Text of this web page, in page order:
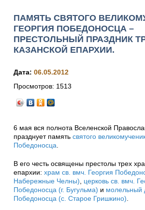
ПАМЯТЬ СВЯТОГО
ГЕОРГИЯ ПОБЕДОНОСЦА –
ПРЕСТОЛЬНЫЙ ПРАЗДНИК
КАЗАНСКОЙ ЕПАРХИИ.
Дата: 06.05.2012
Просмотров: 1513
6 мая вся полнота Вселенской
празднует память святого
Победоносца.
В его честь освящены престолы трех
епархии: храм св. вмч. Георгия
Набережные Челны), церковь св. вмч.
Победоносца (г. Бугульма) и молельный
Победоносца (с. Старое Гришкино).